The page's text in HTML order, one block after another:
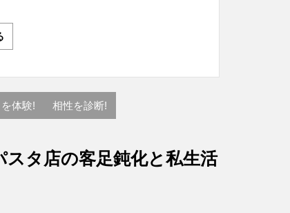
体験! 相性を診断!
タ店の客足鈍化と私生活